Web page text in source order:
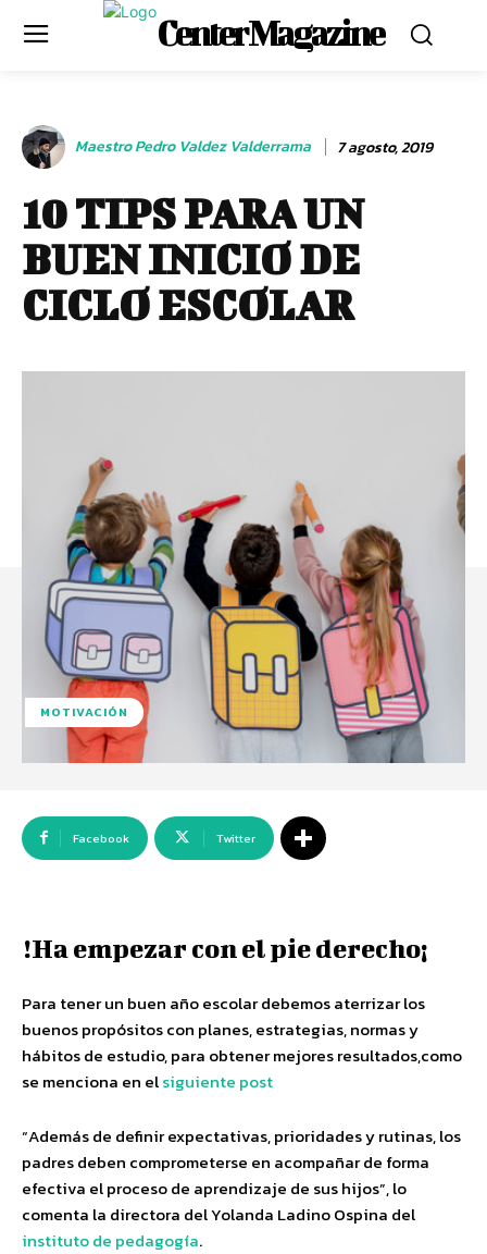
Center Magazine
Maestro Pedro Valdez Valderrama 7 agosto, 2019
10 TIPS PARA UN
BUEN INICIO DE
CICLO ESCOLAR
MOTIVACIÓN
Facebook Twitter
!Ha empezar con el pie derecho¡
Para tener un buen año escolar debemos aterrizar los
buenos propósitos con planes, estrategias, normas y
hábitos de estudio, para obtener mejores resultados,como
se menciona en elsiguiente post
“Además de definir expectativas, prioridades y rutinas, los
padres deben comprometerse en acompañar de forma
efectiva el proceso de aprendizaje de sus hijos”, lo
comenta la directora del Yolanda Ladino Ospina del
instituto de pedagogía.